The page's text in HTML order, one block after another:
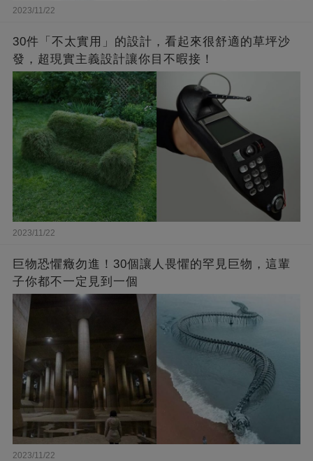
2023/11/22
30件「不太實用」的設計，看起來很舒適的草坪沙
發，超現實主義設計讓你目不暇接！
2023/11/22
巨物恐懼癥勿進！30個讓人畏懼的罕見巨物，這輩
子你都不一定見到一個
2023/11/22